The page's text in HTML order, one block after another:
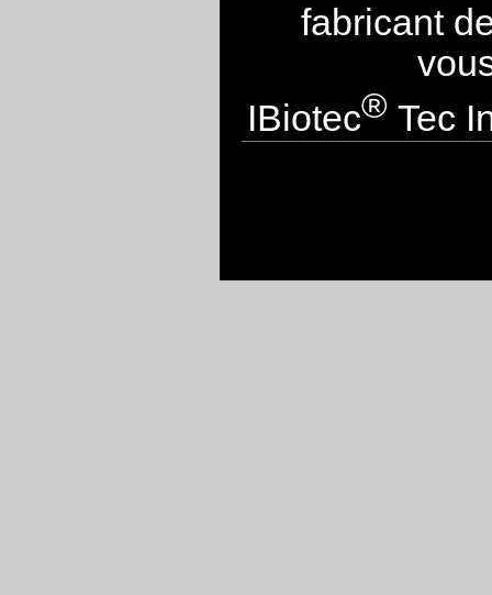
fabricant
IBiotec® Tec